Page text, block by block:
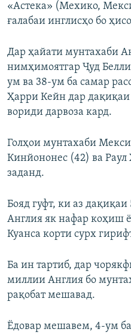
«Астека» (Мехико,
ғалабаи инглисҳо бо
Дар ҳайати мунтахаби
нимҳимоятгар Ҷуд
ум ва 38-ум ба самар
Ҳарри Кейн дар дақиқаи
вориди дарвоза кард.
Голҳои мунтахаби
Кинйононес (42) ва Раул
заданд.
Бояд гуфт, ки аз
Англия як нафар коҳиш
Куанса корти сурх
Ба ин тартиб, дар
миллии Англия бо
рақобат мешавад.
Ёдовар мешавем, 4-ум ба